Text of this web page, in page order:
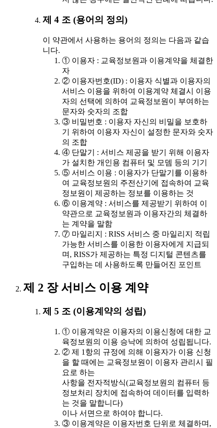
제 4 조 (용어의 정의)
이 약관에서 사용하는 용어의 정의는 다음과 같습
니다.
① 이용자 : 교육정보원과 이용계약을 체결한
자
② 이용자번호(ID) : 이용자 식별과 이용자의
서비스 이용을 위하여 이용계약 체결시 이용
자의 선택에 의하여 교육정보원이 부여하는
문자와 숫자의 조합
③ 비밀번호 : 이용자 자신의 비밀을 보호하
기 위하여 이용자 자신이 설정한 문자와 숫자
의 조합
④ 단말기 : 서비스 제공을 받기 위해 이용자
가 설치한 개인용 컴퓨터 및 모뎀 등의 기기
⑤ 서비스 이용 : 이용자가 단말기를 이용하
여 교육정보원의 주전산기에 접속하여 교육
정보원이 제공하는 정보를 이용하는 것
⑥ 이용계약 : 서비스를 제공받기 위하여 이
약관으로 교육정보원과 이용자간의 체결하
는 계약을 말함
⑦ 마일리지 : RISS 서비스 중 마일리지 적립
가능한 서비스를 이용한 이용자에게 지급되
며, RISS가 제공하는 특정 디지털 콘텐츠를
구입하는 데 사용하도록 만들어진 포인트
제 2 장 서비스 이용 계약
제 5 조 (이용계약의 성립)
① 이용계약은 이용자의 이용신청에 대한 교
육정보원의 이용 승낙에 의하여 성립됩니다.
② 제 1항의 규정에 의해 이용자가 이용 신청
을 할 때에는 교육정보원이 이용자 관리시 필
요로 하는
사항을 전자적방식(교육정보원의 컴퓨터 등
정보처리 장치에 접속하여 데이터를 입력하
는 것을 말합니다)
이나 서면으로 하여야 합니다.
③ 이용계약은 이용자번호 단위로 체결하며,